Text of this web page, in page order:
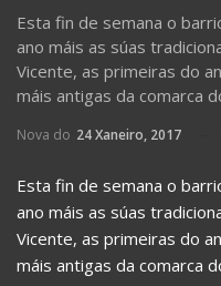
Esta fin de semana o
ano máis as súas
Vicente, as primeiras do
máis antigas da comarca
Nova do 24 Xaneiro, 2017
Esta fin de semana o
ano máis as súas
Vicente, as primeiras do
máis antigas da comarca